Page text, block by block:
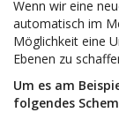
Wenn wir eine
automatisch im
Möglichkeit eine
Ebenen zu
Um es am
folgendes